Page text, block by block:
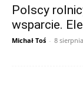
Polscy
wsparcie.
Michał Toś - 8